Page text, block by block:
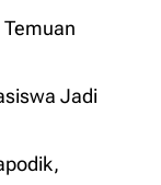
Jadi